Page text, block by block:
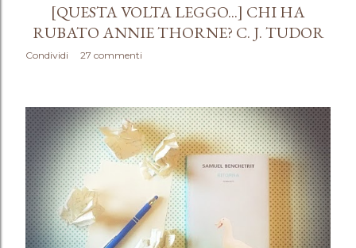
[QUESTA VOLTA LEGGO...] CHI HA
RUBATO ANNIE THORNE? C. J. TUDOR
Condividi 27 commenti